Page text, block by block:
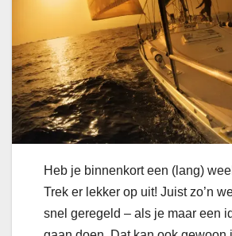
Heb je binnenkort een (lang)
Trek er lekker op uit! Juist zo’n
snel geregeld – als je maar een